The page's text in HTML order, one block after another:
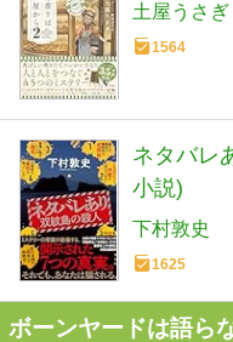
土屋うさぎ
1564
ネタバレ
小説)
下村敦史
1625
ボーンヤードは語ら